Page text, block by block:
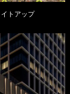
トアップ